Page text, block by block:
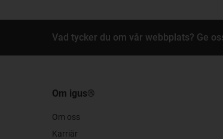
Vad tycker du om vår webbplats? Ge
Om igus®
Om oss
Karriär